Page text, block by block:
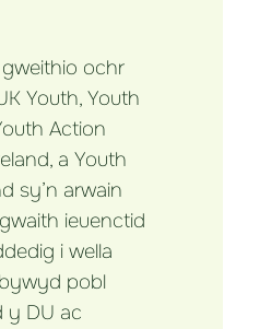
ochr
Youth, Youth
Action
a Youth
sy’n arwain
ieuenctid
i wella
pobl
y DU ac